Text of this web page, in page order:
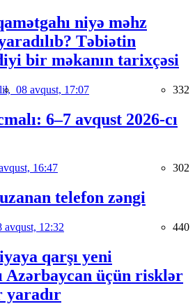
niyə məhz
Təbiətin
bir məkanın tarixçəsi
08 avqust, 17:07 332
6–7 avqust 2026-cı
16:47 302
telefon zəngi
avqust, 12:32 440
qarşı yeni
Azərbaycan üçün risklər
yaradır